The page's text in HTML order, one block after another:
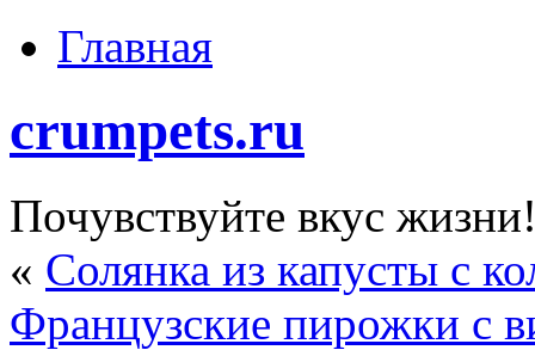
Главная
crumpets.ru
Почувствуйте вкус
« Солянка из капусты с
Французские пирожки с